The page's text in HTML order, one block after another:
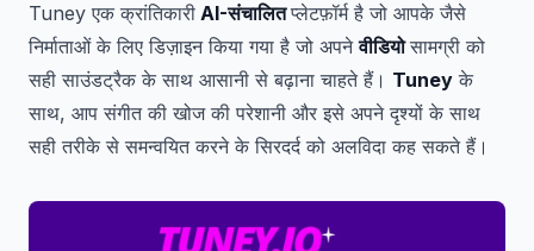
Tuney एक क्रांतिकारी AI-संचालितप्लेटफ़ॉर्म है जो आपके जैसे
निर्माताओं के लिए डिज़ाइन किया गया है जो अपनेवीडियोसामग्री को
सही साउंडट्रैक के साथ आसानी से बढ़ाना चाहते हैं। Tuney के
साथ, आप संगीत की खोज की परेशानी और इसे अपने दृश्यों के साथ
सही तरीके से समन्वयित करने के सिरदर्द को अलविदा कह सकते हैं।